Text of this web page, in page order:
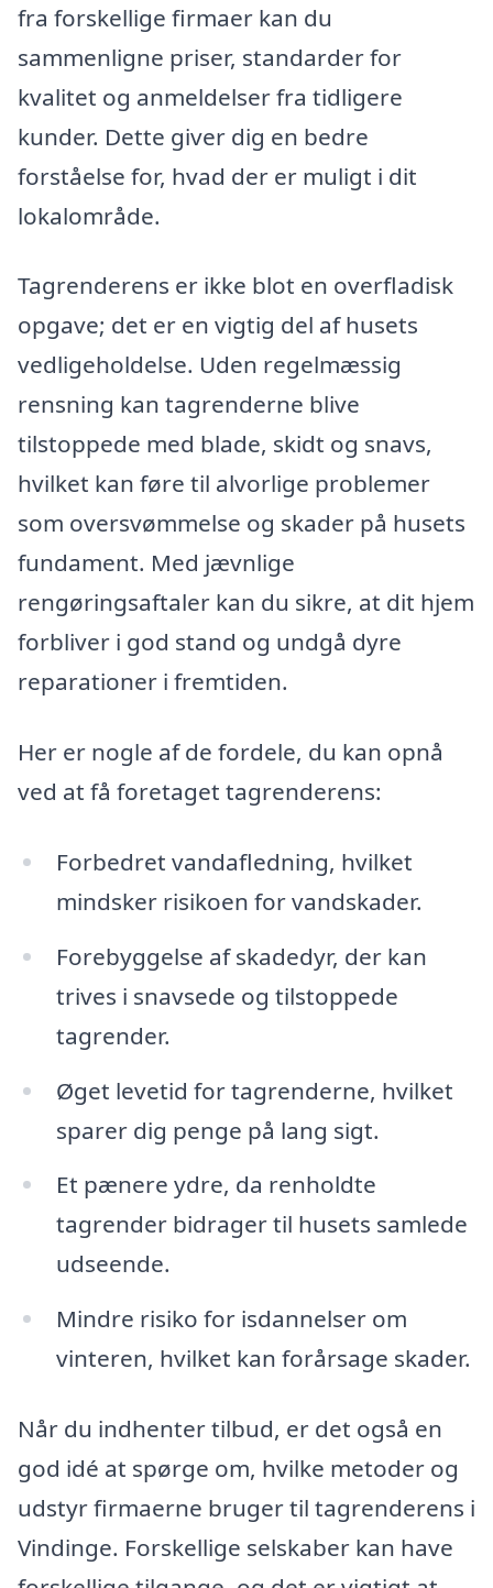
fra forskellige firmaer kan du
sammenligne priser, standarder for
kvalitet og anmeldelser fra tidligere
kunder. Dette giver dig en bedre
forståelse for, hvad der er muligt i dit
lokalområde.
Tagrenderens er ikke blot en overfladisk
opgave; det er en vigtig del af husets
vedligeholdelse. Uden regelmæssig
rensning kan tagrenderne blive
tilstoppede med blade, skidt og snavs,
hvilket kan føre til alvorlige problemer
som oversvømmelse og skader på husets
fundament. Med jævnlige
rengøringsaftaler kan du sikre, at dit hjem
forbliver i god stand og undgå dyre
reparationer i fremtiden.
Her er nogle af de fordele, du kan opnå
ved at få foretaget tagrenderens:
Forbedret vandafledning, hvilket
mindsker risikoen for vandskader.
Forebyggelse af skadedyr, der kan
trives i snavsede og tilstoppede
tagrender.
Øget levetid for tagrenderne, hvilket
sparer dig penge på lang sigt.
Et pænere ydre, da renholdte
tagrender bidrager til husets samlede
udseende.
Mindre risiko for isdannelser om
vinteren, hvilket kan forårsage skader.
Når du indhenter tilbud, er det også en
god idé at spørge om, hvilke metoder og
udstyr firmaerne bruger til tagrenderens i
Vindinge. Forskellige selskaber kan have